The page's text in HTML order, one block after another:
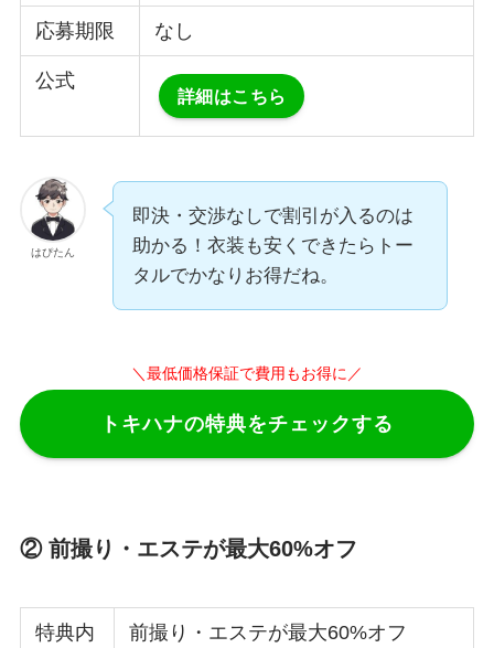
応募期限 なし
公式
詳細はこちら
はぴたん
即決・交渉なしで割引が入るのは
助かる！衣装も安くできたらトー
タルでかなりお得だね。
＼最低価格保証で費用もお得に／
トキハナの特典をチェックする
② 前撮り・エステが最大60%オフ
特典内
前撮り・エステが最大60%オフ